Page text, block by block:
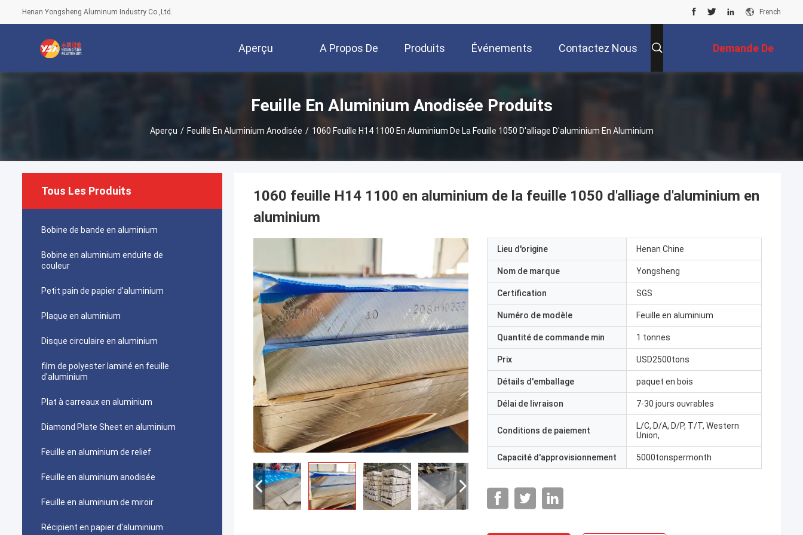
Henan Yongsheng Aluminum Industry Co.,Ltd. French
Aperçu A Propos De
Nous
Produits Événements Contactez Nous Demande De
Soumission
Feuille En Aluminium Anodisée Produits
Aperçu / Feuille En Aluminium Anodisée / 1060 Feuille H14 1100 En Aluminium De La Feuille 1050 D'alliage D'aluminium En Aluminium
Tous Les Produits
Bobine de bande en aluminium
Bobine en aluminium enduite de
couleur
Petit pain de papier d'aluminium
Plaque en aluminium
Disque circulaire en aluminium
film de polyester laminé en feuille
d'aluminium
Plat à carreaux en aluminium
Diamond Plate Sheet en aluminium
Feuille en aluminium de relief
Feuille en aluminium anodisée
Feuille en aluminium de miroir
Récipient en papier d'aluminium
1060 feuille H14 1100 en aluminium de la feuille 1050 d'alliage d'aluminium en
aluminium
Lieu d'origine Henan Chine
Nom de marque Yongsheng
Certification SGS
Numéro de modèle Feuille en aluminium
Quantité de commande min 1 tonnes
Prix USD2500tons
Détails d'emballage paquet en bois
Délai de livraison 7-30 jours ouvrables
Conditions de paiement
L/C, D/A, D/P, T/T, Western
Union,
Capacité d'approvisionnement 5000tonspermonth